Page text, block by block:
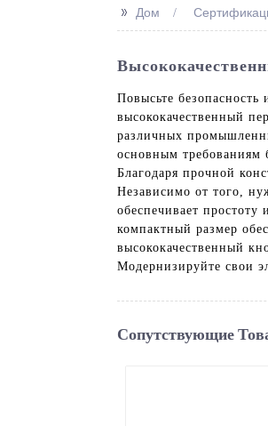
>> Дом
Повысьте
высококачественный
различных
основным требованиям
Благодаря прочной
Независимо от того,
обеспечивает
компактный размер
высококачественный
Модернизируйте свои
Сопутствующие